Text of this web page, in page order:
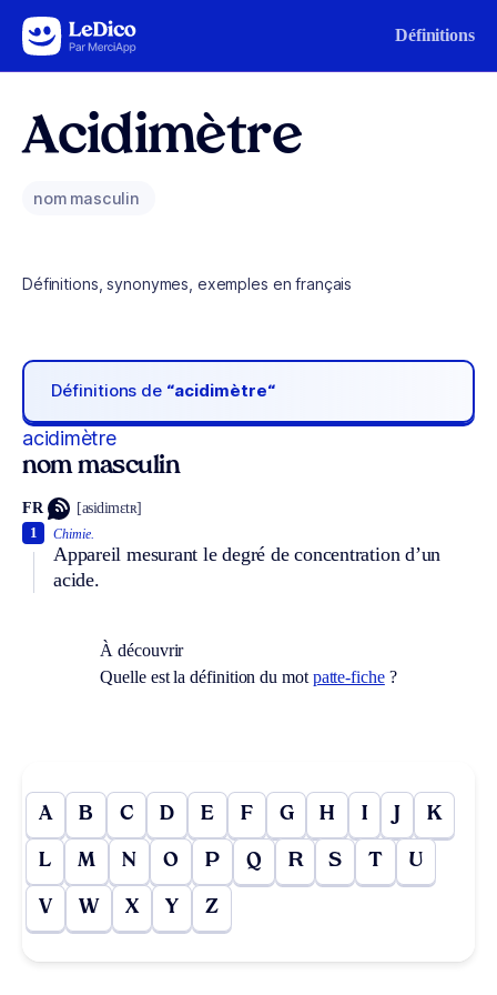
Aller au contenu Définitions
Acidimètre
nom masculin
Définitions, synonymes, exemples en français
Définitions de “acidimètre“
acidimètre
nom masculin
FR [asidimɛtʀ]
Chimie.
Appareil mesurant le degré de concentration d’un
acide.
1
À découvrir
Quelle est la définition du mot patte-fiche?
A B C D E F G H I J K
L M N O P Q R S T U
V W X Y Z